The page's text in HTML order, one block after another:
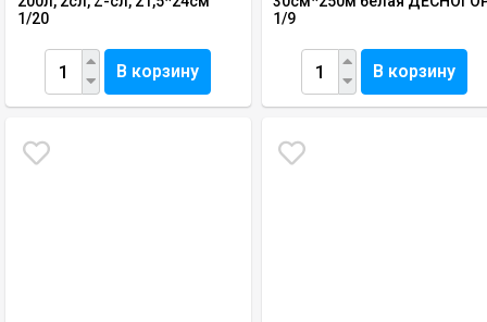
1/20
В корзину
1/9
В корзину